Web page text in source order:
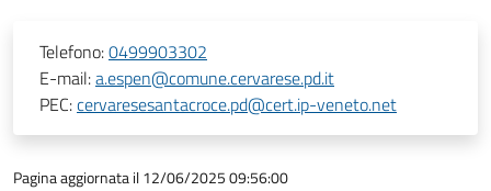
Telefono:0499903302
E-mail:a.espen@comune.cervarese.pd.it
PEC:cervaresesantacroce.pd@cert.ip-veneto.net
Pagina aggiornata il 12/06/2025 09:56:00